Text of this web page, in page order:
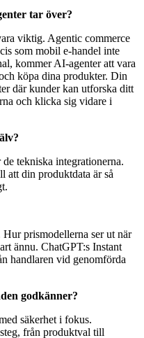
tar över?
viktig. Agentic commerce
som mobil e-handel inte
kommer AI-agenter att vara
köpa dina produkter. Din
där kunder kan utforska ditt
och klicka sig vidare i
tekniska integrationerna.
att din produktdata är så
prismodellerna ser ut när
ännu. ChatGPT:s Instant
handlaren vid genomförda
godkänner?
säkerhet i fokus.
från produktval till